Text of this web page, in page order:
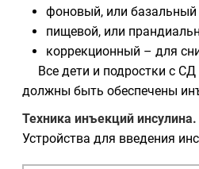
фоновый, или базальный
пищевой, или
коррекционный – для
Все дети и подростки с
должны быть обеспечены
Техника инъекций инсулина.
Устройства для введения